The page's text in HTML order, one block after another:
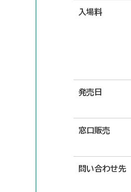
入場料
発売日
窓口販売
問い合わせ先